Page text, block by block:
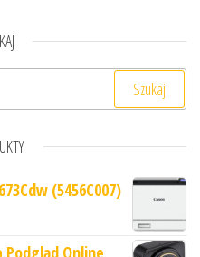
(5456C007)